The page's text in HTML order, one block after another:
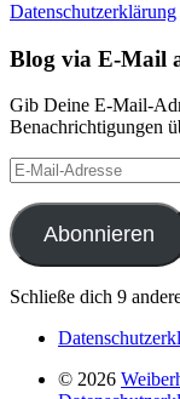
Datenschutzerklärung
Blog via E-Mail
Gib Deine E-Mail-
Benachrichtigungen
E-
Mail-
Adresse
Abonnieren
Schließe dich 9
© 2026